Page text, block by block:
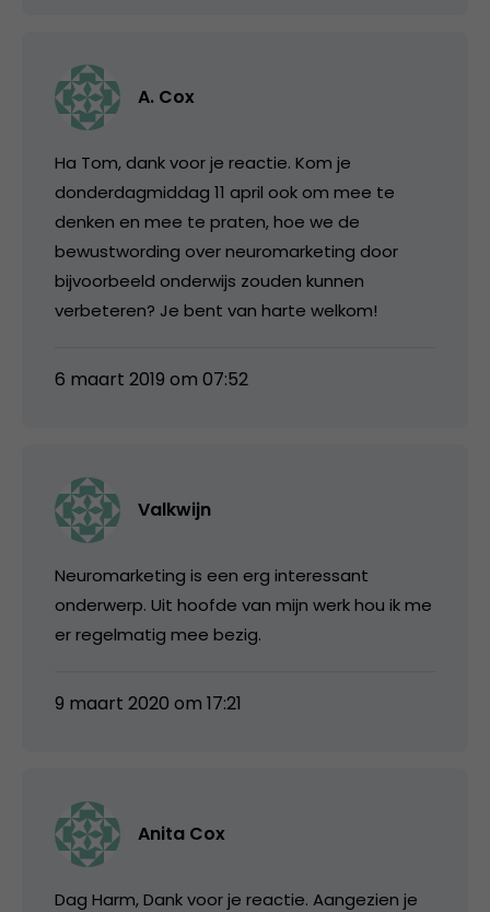
A. Cox
Ha Tom, dank voor je reactie. Kom je
donderdagmiddag 11 april ook om mee te
denken en mee te praten, hoe we de
bewustwording over neuromarketing door
bijvoorbeeld onderwijs zouden kunnen
verbeteren? Je bent van harte welkom!
6 maart 2019 om 07:52
Valkwijn
Neuromarketing is een erg interessant
onderwerp. Uit hoofde van mijn werk hou ik me
er regelmatig mee bezig.
9 maart 2020 om 17:21
Anita Cox
Dag Harm, Dank voor je reactie. Aangezien je